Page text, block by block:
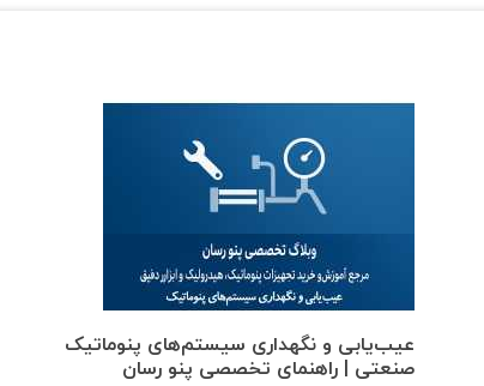
عیب‌یابی و نگهداری سیستم‌های پنوماتیک
صنعتی | راهنمای تخصصی پنو رسان